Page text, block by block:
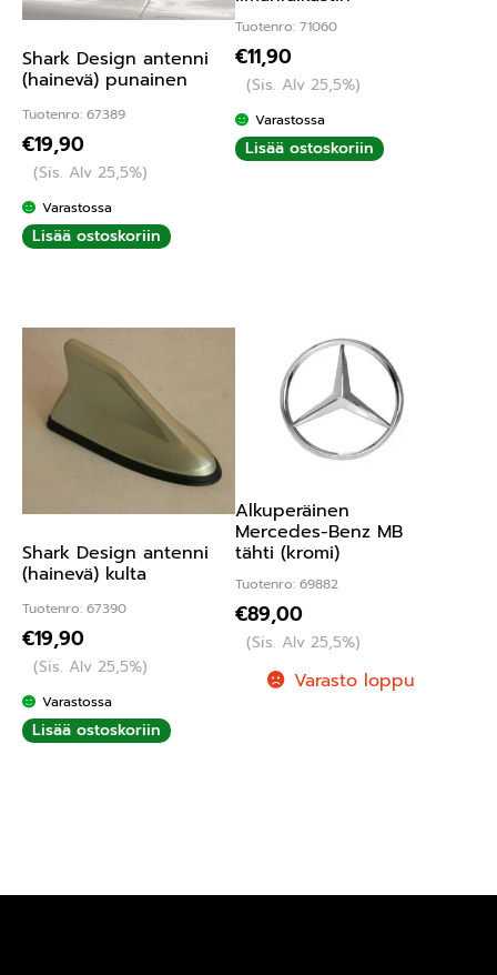
Shark Design antenni
(hainevä) punainen
Tuotenro: 67389
€19,90
(Sis. Alv 25,5%)
Varastossa
Lisää ostoskoriin
Tuotenro: 71060
€11,90
(Sis. Alv 25,5%)
Varastossa
Lisää ostoskoriin
Shark Design antenni
(hainevä) kulta
Tuotenro: 67390
€19,90
(Sis. Alv 25,5%)
Varastossa
Lisää ostoskoriin
Alkuperäinen
Mercedes-Benz MB
tähti (kromi)
Tuotenro: 69882
€89,00
(Sis. Alv 25,5%)
Varasto loppu